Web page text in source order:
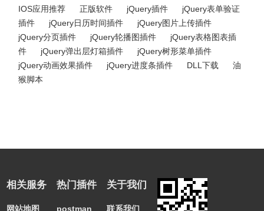
IOS应用推荐
正版软件 jQuery插件
jQuery表单验证
插件
jQuery日历时间插件
jQuery图片上传插件
jQuery分页插件
jQuery轮播图插件
jQuery表格图表插
件
jQuery弹出层灯箱插件
jQuery树形菜单插件
jQuery动画效果插件
jQuery进度条插件 DLL下载
油
猴脚本
相关服务
网站地图
热门插件
postman
关于我们
联系我们